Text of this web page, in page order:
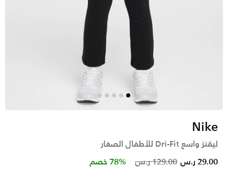
Nike
ليقنز واسع Dri-Fit للأطفال الصغار
Price reduced from
129.00 ر.س to 29.00 ر.س 78% خصم